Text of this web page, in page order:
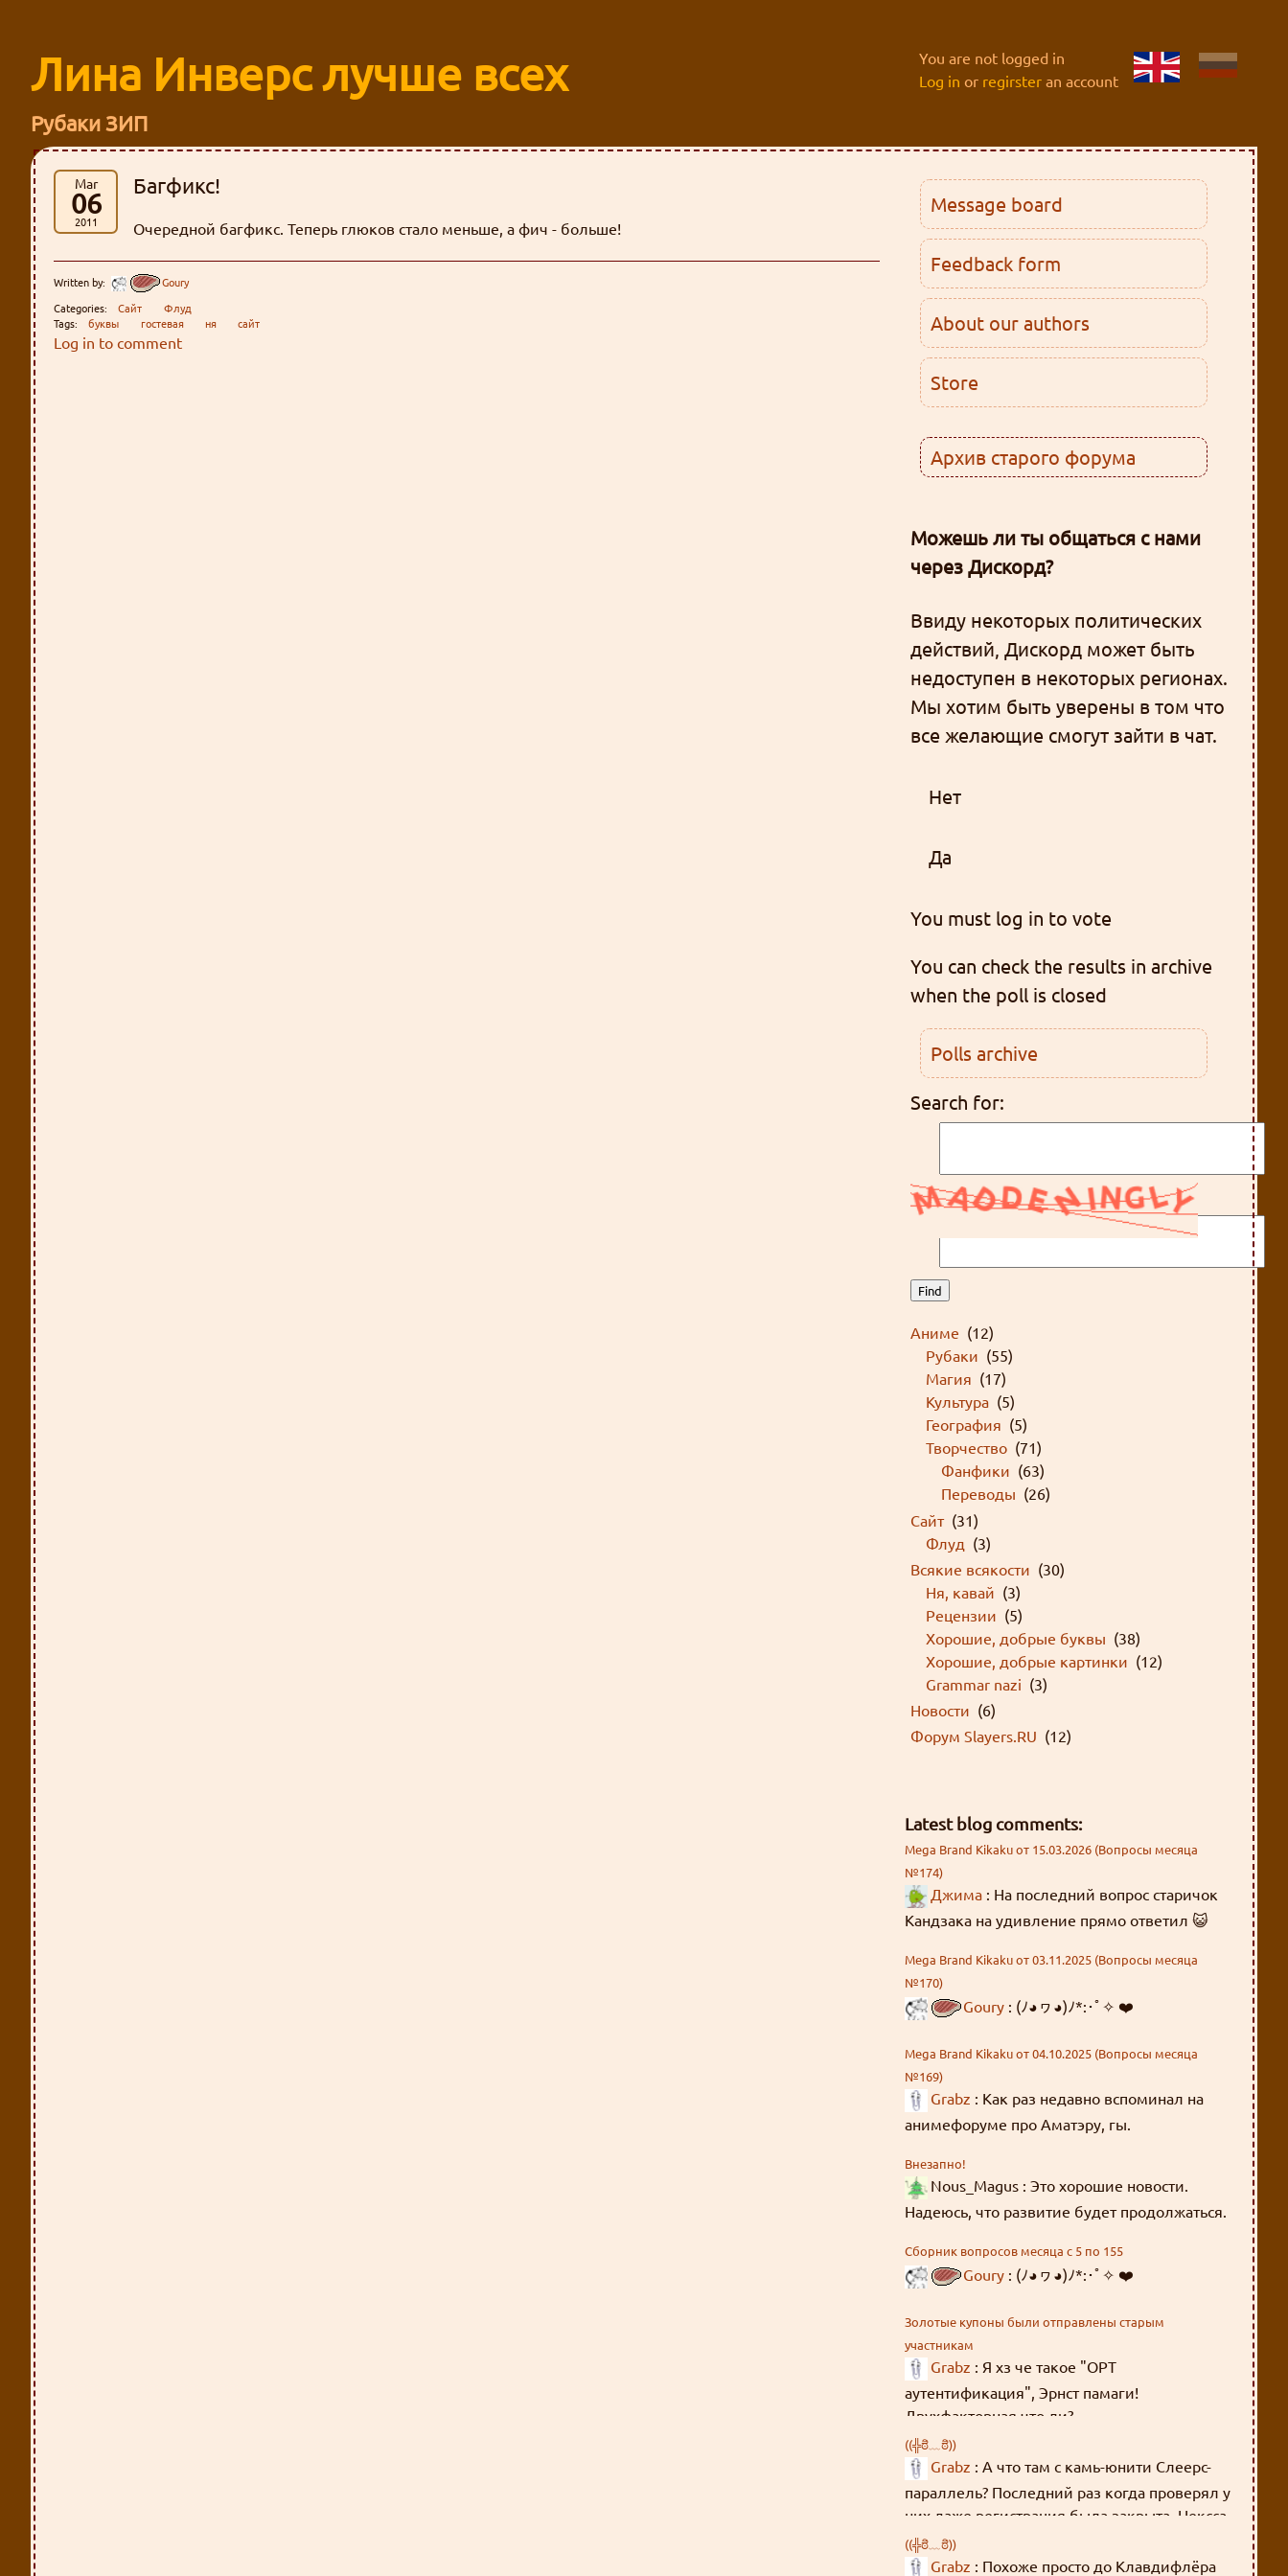
Лина Инверс лучше всех
Рубаки ЗИП
You are not logged in
Log in or regirsteran account
Mar
06
2011
Багфикс!
Очередной багфикс. Теперь глюков стало меньше, а фич - больше!
Written by:
Goury
Categories:
Сайт
Флуд
Tags:
буквы гостевая ня сайт
Log in to comment
Message board
Feedback form
About our authors
Store
Архив старого форума
Можешь ли ты общаться с нами
через Дискорд?
Ввиду некоторых политических
действий, Дискорд может быть
недоступен в некоторых регионах.
Мы хотим быть уверены в том что
все желающие смогут зайти в чат.
Нет
Да
You must log in to vote
You can check the results in archive
when the poll is closed
Polls archive
Search for:
Find
Аниме (12)
Рубаки (55)
Магия (17)
Культура (5)
География (5)
Творчество (71)
Фанфики (63)
Переводы (26)
Сайт (31)
Флуд (3)
Всякие всякости (30)
Ня, кавай (3)
Рецензии (5)
Хорошие, добрые буквы (38)
Хорошие, добрые картинки (12)
Grammar nazi (3)
Новости (6)
Форум Slayers.RU (12)
Latest blog comments:
Mega Brand Kikaku от 15.03.2026 (Вопросы месяца
№174)
Джима : На последний вопрос старичок
Кандзака на удивление прямо ответил 😺
Mega Brand Kikaku от 03.11.2025 (Вопросы месяца
№170)
Goury : (ﾉ◕ヮ◕)ﾉ*:･ﾟ✧ ❤️
Mega Brand Kikaku от 04.10.2025 (Вопросы месяца
№169)
Grabz : Как раз недавно вспоминал на
анимефоруме про Аматэру, гы.
Внезапно!
Nous_Magus : Это хорошие новости.
Надеюсь, что развитие будет продолжаться.
Сборник вопросов месяца с 5 по 155
Goury : (ﾉ◕ヮ◕)ﾉ*:･ﾟ✧ ❤️
Золотые купоны были отправлены старым
участникам
Grabz : Я хз че такое "OPT
аутентификация", Эрнст памаги!
Двухфакторная что ли?
((╬ಠิ﹏ಠิ))
Grabz : А что там с камь-юнити Слеерс-
параллель? Последний раз когда проверял у
них даже регистрация была закрыта. Нексса-
джахады там всякие, Мордейны, Розевиры,
где все эти люди были 8 лет?
((╬ಠิ﹏ಠิ))
Grabz : Похоже просто до Клавдифлёра